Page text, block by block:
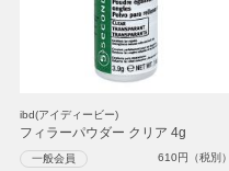
ibd(アイディービー)
フィラーパウダー クリア 4g
一般会員 610円（税別）